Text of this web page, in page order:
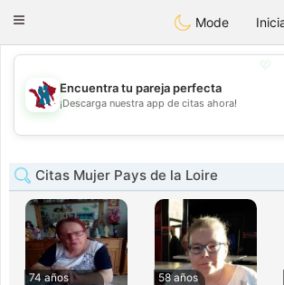
JTaimerais
Toggle
Mode
💖
💕
Encuentra tu pareja perfecta
¡Descarga nuestra app de citas ahora!
Citas Mujer Pays de la Loire
74 años
58 años